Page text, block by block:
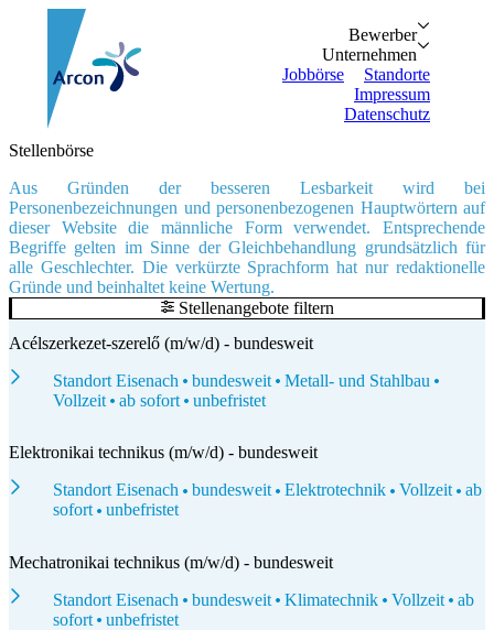
BewerberBewerber
Vorteile
Unternehmen
Unternehmen
Personalanfrage
Jobbörse
Standorte
Impressum
Datenschutz
Suche...
Unternehmen
Jobbörse
Standorte
Impressum
Datenschutz
Zurück
Bewerber
Bewerber
Vorteile
Initiativbewerbung
Zurück
Unternehmen
Unternehmen
Personalanfrage
Stellenbörse
Aus Gründen der besseren Lesbarkeit wird bei
Personenbezeichnungen und personenbezogenen Hauptwörtern auf
dieser Website die männliche Form verwendet. Entsprechende
Begriffe gelten im Sinne der Gleichbehandlung grundsätzlich für
alle Geschlechter. Die verkürzte Sprachform hat nur redaktionelle
Gründe und beinhaltet keine Wertung.
Stellenangebote filtern
Acélszerkezet-szerelő (m/w/d) - bundesweit
Standort Eisenach
bundesweit
Metall- und Stahlbau
Vollzeit
ab sofort unbefristet
Elektronikai technikus (m/w/d) - bundesweit
Standort Eisenach
bundesweit Elektrotechnik Vollzeit
ab
sofort
unbefristet
Mechatronikai technikus (m/w/d) - bundesweit
Standort Eisenach
bundesweit Klimatechnik Vollzeit
ab
sofort
unbefristet